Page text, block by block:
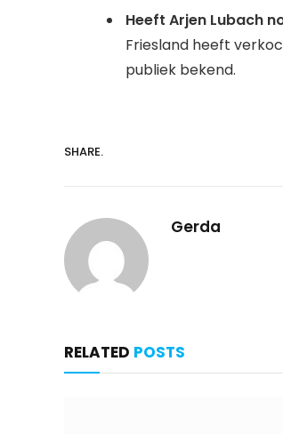
Heeft Arjen Lubach
Friesland heeft
publiek bekend.
SHARE.
Gerda
RELATED POSTS